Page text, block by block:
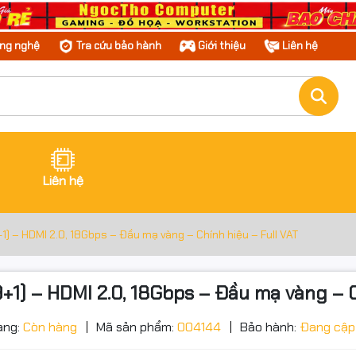
nghệ Tra cứu bảo hành Giới thiệu Liên hệ
Liên hệ
– HDMI 2.0, 18Gbps – Đầu mạ vàng – Chính hiệu – Full VAT
– HDMI 2.0, 18Gbps – Đầu mạ vàng
Còn hàng Mã sản phẩm: 004144 Bảo hành: Đang